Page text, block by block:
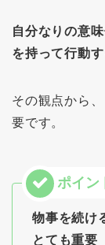
自分なりの意
を持って行動
その観点から
要です。
物事を続け
とても重要